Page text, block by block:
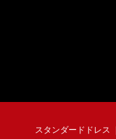
スタンダードドレス